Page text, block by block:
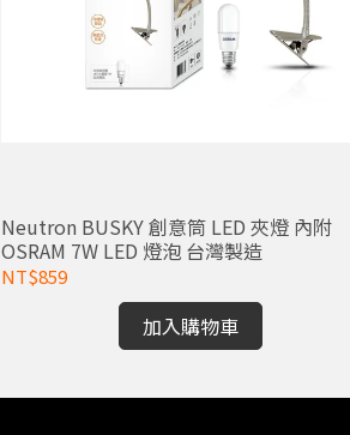
Neutron BUSKY 創意筒 LED 夾燈 內附
OSRAM 7W LED 燈泡 台灣製造
NT$859
加入購物車